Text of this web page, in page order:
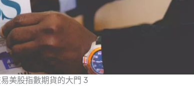
美股指數期貨的大門 3